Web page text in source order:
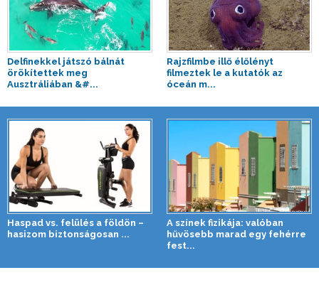
Delfinekkel játszó bálnát
örökítettek meg
Ausztráliában &#...
Rajzfilmbe illő élőlényt
filmeztek le a kutatók az
óceán m...
Haspad vs. felülés a földön –
hasizom biztonságosan ...
A színek fizikája: valóban
hűvösebb marad egy fehérre
fest...